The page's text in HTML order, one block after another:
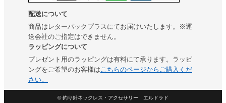
配送について
商品はレターパックプラスにてお届けいたします。※運
送会社のご指定はできません。
ラッピングについて
プレゼント用のラッピングは有料にて承ります。ラッピ
ングをご希望のお客様は こちらのページからご購入くだ
さい。
©釣り針ネックレス・アクセサリー エルドラド